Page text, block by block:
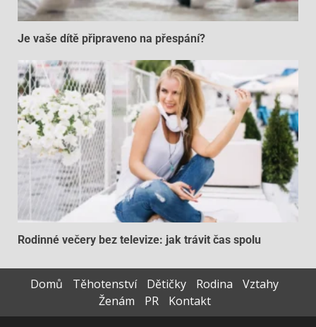
Je vaše dítě připraveno na přespání?
Rodinné večery bez televize: jak trávit čas spolu
Domů Těhotenství Dětičky Rodina
Vztahy
Ženám
PR
Kontakt